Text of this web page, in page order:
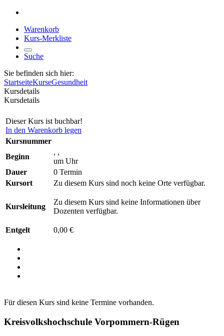
Warenkorb
Kurs-Merkliste
Suche
Sie befinden sich hier:
StartseiteKurseGesundheit
Kursdetails
Kursdetails
Dieser Kurs ist buchbar!
In den Warenkorb legen
Kursnummer
Beginn
, ,
um Uhr
Dauer
0 Termin
Kursort
Zu diesem Kurs sind noch keine Orte verfügbar.
Kursleitung
Zu diesem Kurs sind keine Informationen über
Dozenten verfügbar.
Entgelt 0,00 €
Für diesen Kurs sind keine Termine vorhanden.
Kreisvolkshochschule Vorpommern-Rügen